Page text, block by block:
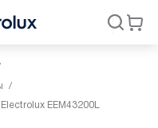
EEM43200L